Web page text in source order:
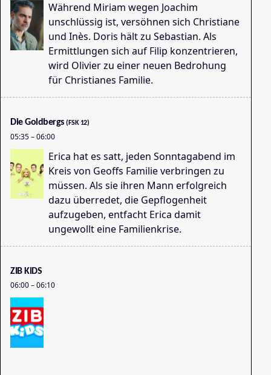
Während Miriam wegen Joachim
unschlüssig ist, versöhnen sich Christiane
und Inès. Doris hält zu Sebastian. Als
Ermittlungen sich auf Filip konzentrieren,
wird Olivier zu einer neuen Bedrohung
für Christianes Familie.
Die Goldbergs (FSK 12)
05:35–06:00
Erica hat es satt, jeden Sonntagabend im
Kreis von Geoffs Familie verbringen zu
müssen. Als sie ihren Mann erfolgreich
dazu überredet, die Gepflogenheit
aufzugeben, entfacht Erica damit
ungewollt eine Familienkrise.
ZIB KiDS
06:00–06:10